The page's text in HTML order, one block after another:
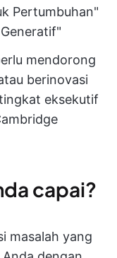
Pertumbuhan"
mendorong
berinovasi
eksekutif
capai?
masalah yang